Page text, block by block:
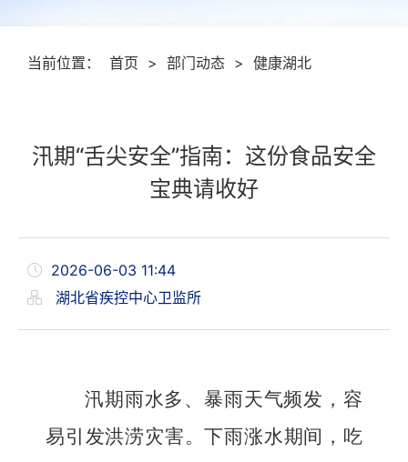
当前位置： 首页 > 部门动态 > 健康湖北
汛期“舌尖安全”指南：这份食品安全
宝典请收好
2026-06-03 11:44
湖北省疾控中心卫监所
汛期雨水多、暴雨天气频发，容
易引发洪涝灾害。下雨涨水期间，吃